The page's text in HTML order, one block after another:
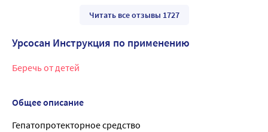
Читать все отзывы 1727
Урсосан Инструкция по применению
Беречь от детей
Общее описание
Гепатопротекторное средство